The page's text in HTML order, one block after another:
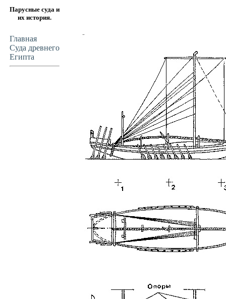
Парусные суда и
их история.
Главная
Суда древнего
Египта